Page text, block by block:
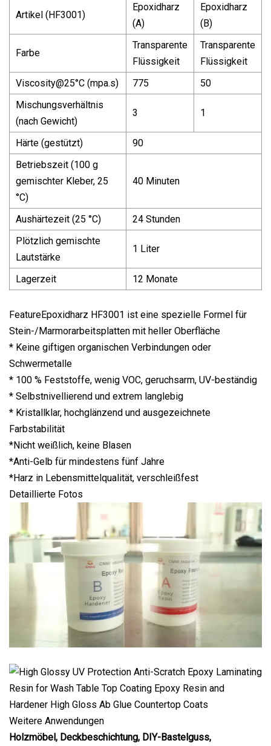
Artikel (HF3001)
Epoxidharz
(A)
Epoxidharz
(B)
Farbe
Transparente
Flüssigkeit
Transparente
Flüssigkeit
Viscosity@25°C (mpa.s) 775
50
Mischungsverhältnis
(nach Gewicht)
3 1
Härte (gestützt)
90
Betriebszeit (100 g
gemischter Kleber, 25
°C)
40 Minuten
Aushärtezeit (25 °C)
24 Stunden
Plötzlich gemischte
Lautstärke
1 Liter
Lagerzeit 12 Monate
FeatureEpoxidharz HF3001 ist eine spezielle Formel für
Stein-/Marmorarbeitsplatten mit heller Oberfläche
* Keine giftigen organischen Verbindungen oder
Schwermetalle
* 100 % Feststoffe, wenig VOC, geruchsarm, UV-beständig
* Selbstnivellierend und extrem langlebig
* Kristallklar, hochglänzend und ausgezeichnete
Farbstabilität
*Nicht weißlich, keine Blasen
*Anti-Gelb für mindestens fünf Jahre
*Harz in Lebensmittelqualität, verschleißfest
Detaillierte Fotos
Weitere Anwendungen
Holzmöbel, Deckbeschichtung, DIY-Bastelguss,